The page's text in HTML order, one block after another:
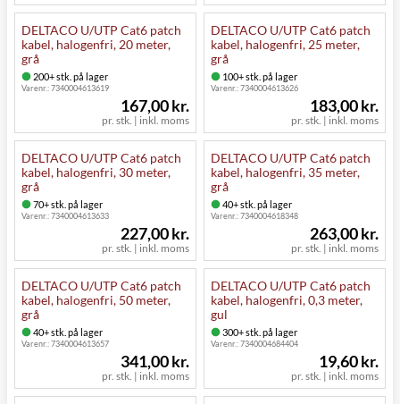
DELTACO U/UTP Cat6 patch
kabel, halogenfri, 20 meter,
grå
200+ stk. på lager
Varenr.:7340004613619
pr. stk. | inkl. moms
167,00 kr.
DELTACO U/UTP Cat6 patch
kabel, halogenfri, 25 meter,
grå
100+ stk. på lager
Varenr.:7340004613626
pr. stk. | inkl. moms
183,00 kr.
DELTACO U/UTP Cat6 patch
kabel, halogenfri, 30 meter,
grå
70+ stk. på lager
Varenr.:7340004613633
pr. stk. | inkl. moms
227,00 kr.
DELTACO U/UTP Cat6 patch
kabel, halogenfri, 35 meter,
grå
40+ stk. på lager
Varenr.:7340004618348
pr. stk. | inkl. moms
263,00 kr.
DELTACO U/UTP Cat6 patch
kabel, halogenfri, 50 meter,
grå
40+ stk. på lager
Varenr.:7340004613657
pr. stk. | inkl. moms
341,00 kr.
DELTACO U/UTP Cat6 patch
kabel, halogenfri, 0,3 meter,
gul
300+ stk. på lager
Varenr.:7340004684404
pr. stk. | inkl. moms
19,60 kr.